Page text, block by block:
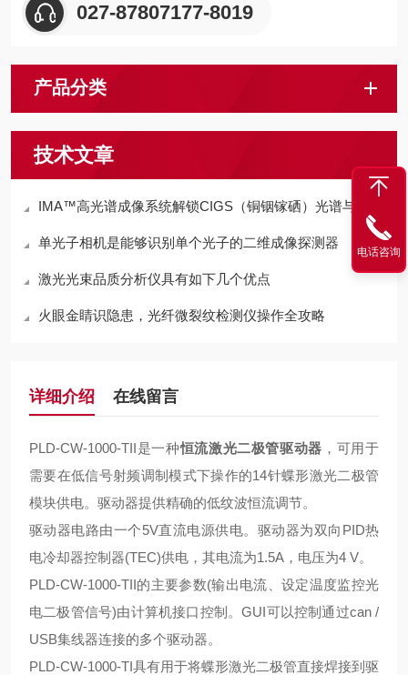
027-87807177-8019
产品分类
技术文章
IMA™高光谱成像系统解锁CIGS（铜铟镓硒）光谱与空间分析
单光子相机是能够识别单个光子的二维成像探测器
激光光束品质分析仪具有如下几个优点
火眼金睛识隐患，光纤微裂纹检测仪操作全攻略
详细介绍 在线留言
PLD-CW-1000-TII是一种恒流激光二极管驱动器 ，可用于
需要在低信号射频调制模式下操作的14针蝶形激光二极管
模块供电。驱动器提供精确的低纹波恒流调节。
驱动器电路由一个5V直流电源供电。驱动器为双向PID热
电冷却器控制器(TEC)供电，其电流为1.5A，电压为4 V。
PLD-CW-1000-TII的主要参数(输出电流、设定温度监控光
电二极管信号)由计算机接口控制。GUI可以控制通过can /
USB集线器连接的多个驱动器。
PLD-CW-1000-TI具有用于将蝶形激光二极管直接焊接到驱
电话咨询